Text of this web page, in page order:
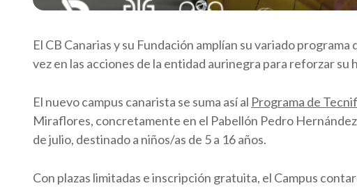
El CB Canarias y su Fundación amplían su variado
vez en las acciones de la entidad aurinegra para reforzar su
El nuevo campus canarista se suma así al Programa de
Miraflores, concretamente en el Pabellón Pedro
de julio, destinado a niños/as de 5 a 16 años.
Con plazas limitadas e inscripción gratuita, el Campus